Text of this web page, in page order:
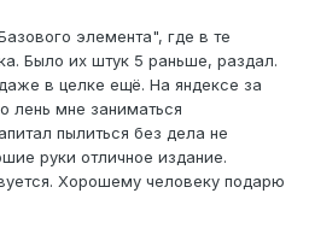
элемента", где в те
Было их штук 5 раньше, раздал.
в целке ещё. На яндексе за
лень мне заниматься
пылиться без дела не
руки отличное издание.
Хорошему человеку подарю